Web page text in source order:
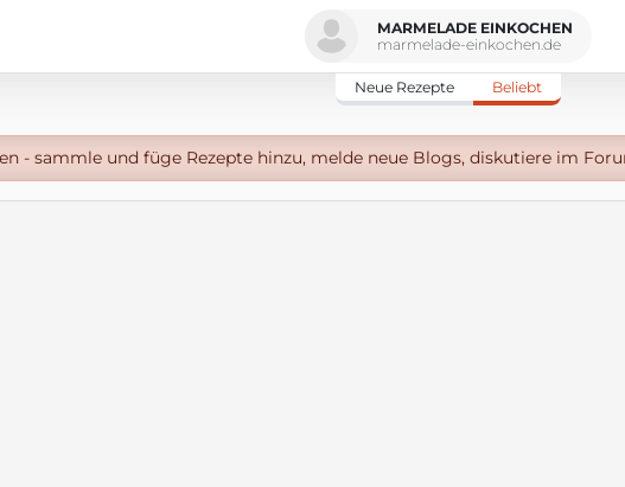
MARMELADE EINKOCHEN
marmelade-einkochen.de
Neue Rezepte Beliebt
- sammle und füge Rezepte hinzu, melde neue Blogs, diskutiere im